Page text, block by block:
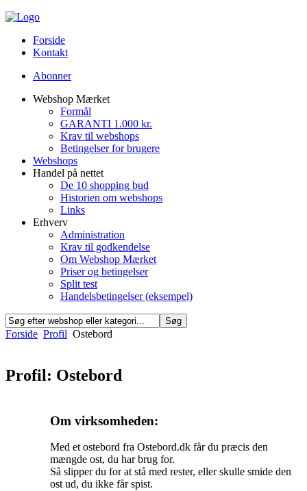
Forside
Kontakt
Abonner
Webshop Mærket
Formål
GARANTI 1.000 kr.
Krav til webshops
Betingelser for brugere
Webshops
Handel på nettet
De 10 shopping bud
Historien om webshops
Links
Erhverv
Administration
Krav til godkendelse
Om Webshop Mærket
Priser og betingelser
Split test
Handelsbetingelser (eksempel)
Forside Profil Ostebord
Profil: Ostebord
Om virksomheden:
Med et ostebord fra Ostebord.dk får du præcis den
mængde ost, du har brug for.
Så slipper du for at stå med rester, eller skulle smide den
ost ud, du ikke får spist.